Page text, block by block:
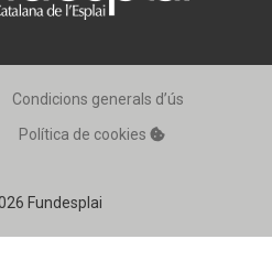
Fundesplai
Condicions generals d’ús
Política de cookies